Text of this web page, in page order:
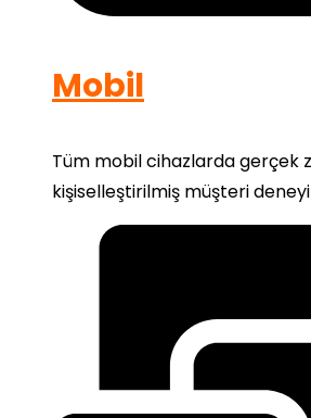
Mobil
Tüm mobil cihazlarda gerçek
kişiselleştirilmiş müşteri